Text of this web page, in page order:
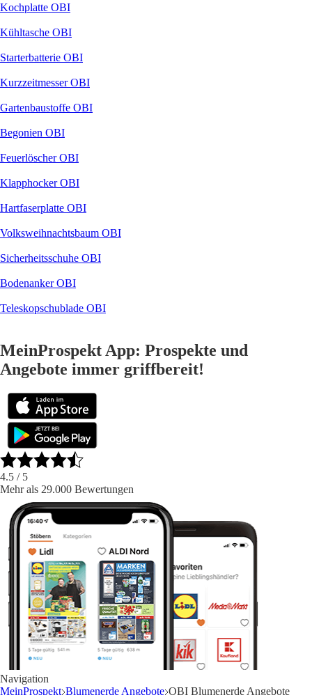
Kochplatte OBI
Kühltasche OBI
Starterbatterie OBI
Kurzzeitmesser OBI
Gartenbaustoffe OBI
Begonien OBI
Feuerlöscher OBI
Klapphocker OBI
Hartfaserplatte OBI
Volksweihnachtsbaum OBI
Sicherheitsschuhe OBI
Bodenanker OBI
Teleskopschublade OBI
MeinProspekt App: Prospekte und
Angebote immer griffbereit!
4.5 / 5
Mehr als 29.000 Bewertungen
Navigation
MeinProspekt Blumenerde Angebote OBI Blumenerde Angebote